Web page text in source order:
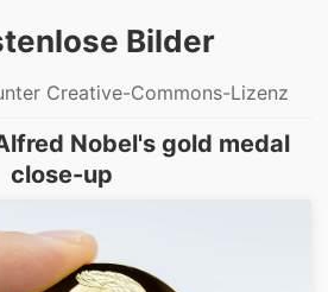
Bilder
Creative-Commons-Lizenz
Nobel's gold medal
close-up